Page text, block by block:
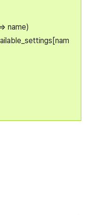
name)